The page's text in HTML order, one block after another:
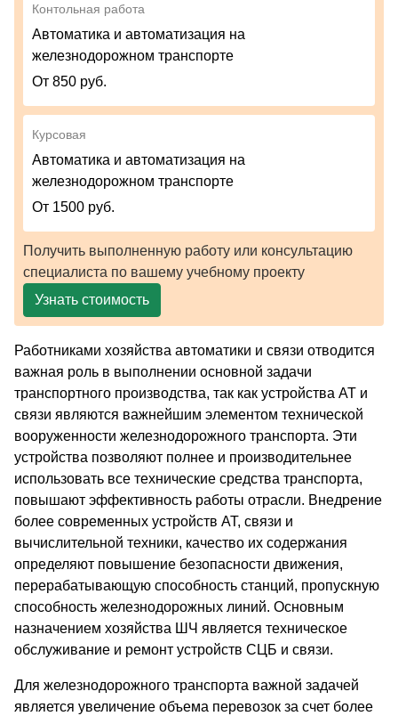
Контольная работа
Автоматика и автоматизация на
железнодорожном транспорте
От 850 руб.
Курсовая
Автоматика и автоматизация на
железнодорожном транспорте
От 1500 руб.
Получить выполненную работу или консультацию
специалиста по вашему учебному проекту
Узнать стоимость
Работниками хозяйства автоматики и связи отводится
важная роль в выполнении основной задачи
транспортного производства, так как устройства АТ и
связи являются важнейшим элементом технической
вооруженности железнодорожного транспорта. Эти
устройства позволяют полнее и производительнее
использовать все технические средства транспорта,
повышают эффективность работы отрасли. Внедрение
более современных устройств АТ, связи и
вычислительной техники, качество их содержания
определяют повышение безопасности движения,
перерабатывающую способность станций, пропускную
способность железнодорожных линий. Основным
назначением хозяйства ШЧ является техническое
обслуживание и ремонт устройств СЦБ и связи.
Для железнодорожного транспорта важной задачей
является увеличение объема перевозок за счет более